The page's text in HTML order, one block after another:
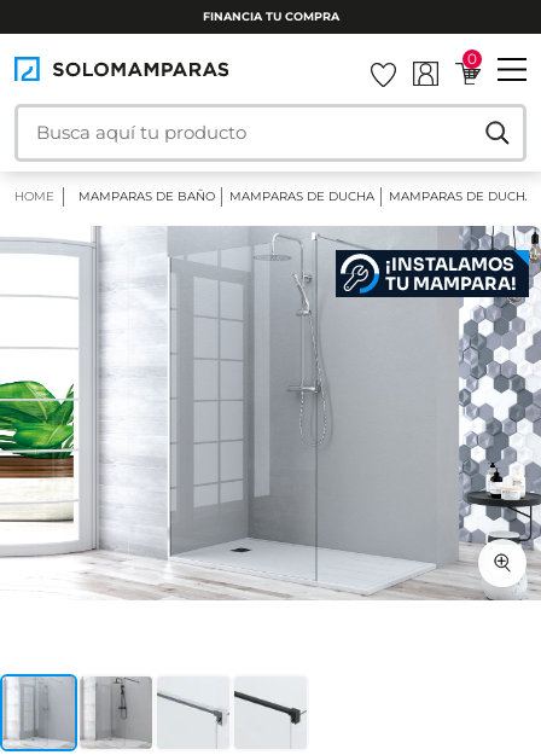
INSTALAMOS TU MAMPARA
0
HOME MAMPARAS DE BAÑO MAMPARAS DE DUCHA MAMPARAS DE DUCHA
¡INSTALAMOS
TU MAMPARA!